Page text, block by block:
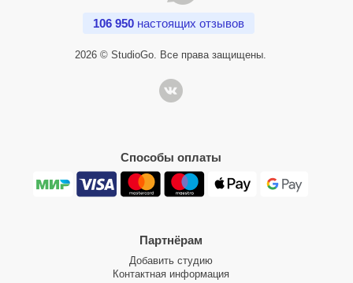
106 950 настоящих отзывов
2026 © StudioGo. Все права защищены.
Способы оплаты
Партнёрам
Добавить студию
Контактная информация